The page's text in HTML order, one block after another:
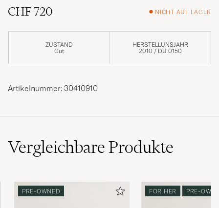
CHF 720
NICHT AUF LAGER
ZUSTAND
Gut
HERSTELLUNSJAHR
2010 / DU 0150
Artikelnummer: 30410910
VergleichbareProdukte
PRE-OWNED FOR HER PRE-